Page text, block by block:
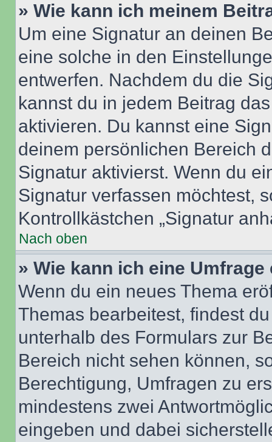
» Wie kann ich meinem
Um eine Signatur an deinen
eine solche in den
entwerfen. Nachdem du die
kannst du in jedem Beitrag
aktivieren. Du kannst eine
deinem persönlichen Bereich
Signatur aktivierst. Wenn du
Signatur verfassen möchtest,
Kontrollkästchen „Signatur
Nach oben
» Wie kann ich eine
Wenn du ein neues Thema
Themas bearbeitest, findest
unterhalb des Formulars zur
Bereich nicht sehen können,
Berechtigung, Umfragen zu
mindestens zwei
eingeben und dabei